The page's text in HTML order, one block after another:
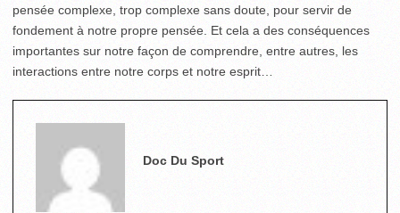
pensée complexe, trop complexe sans doute, pour servir de
fondement à notre propre pensée. Et cela a des conséquences
importantes sur notre façon de comprendre, entre autres, les
interactions entre notre corps et notre esprit…
Doc Du Sport